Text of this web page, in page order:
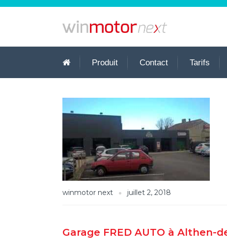
Produit Contact Tarifs
winmotor next juillet 2, 2018
Garage FRED AUTO à Althen-